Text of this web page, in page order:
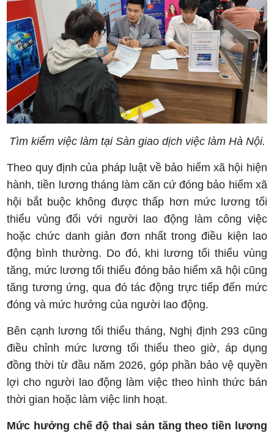
Tìm kiếm việc làm tại Sàn giao dịch việc làm Hà Nội.
Theo quy định của pháp luật về bảo hiểm xã hội hiện
hành, tiền lương tháng làm căn cứ đóng bảo hiểm xã
hội bắt buộc không được thấp hơn mức lương tối
thiểu vùng đối với người lao động làm công việc
hoặc chức danh giản đơn nhất trong điều kiện lao
động bình thường. Do đó, khi lương tối thiểu vùng
tăng, mức lương tối thiểu đóng bảo hiểm xã hội cũng
tăng tương ứng, qua đó tác động trực tiếp đến mức
đóng và mức hưởng của người lao động.
Bên cạnh lương tối thiểu tháng, Nghị định 293 cũng
điều chỉnh mức lương tối thiểu theo giờ, áp dụng
đồng thời từ đầu năm 2026, góp phần bảo vệ quyền
lợi cho người lao động làm việc theo hình thức bán
thời gian hoặc làm việc linh hoạt.
Mức hưởng chế độ thai sản tăng theo tiền lương